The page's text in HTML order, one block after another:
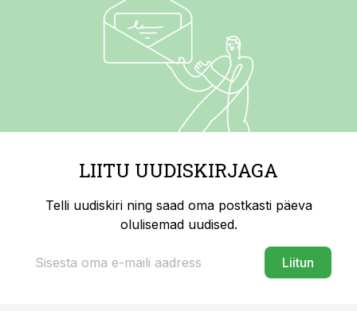
LIITU UUDISKIRJAGA
Telli uudiskiri ning saad oma postkasti päeva
olulisemad uudised.
Liitun